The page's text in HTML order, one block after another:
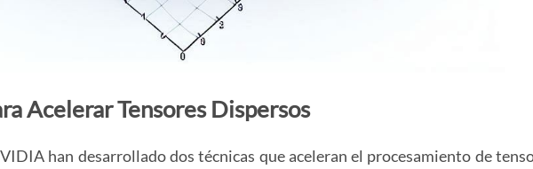
Acelerar Tensores Dispersos
han desarrollado dos técnicas que aceleran el procesamiento de